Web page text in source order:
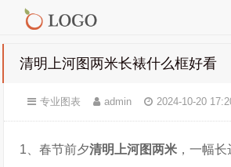
清明上河图两米长裱什么框好看
专业图表 admin 2024-10-20
1、春节前夕清明上河图两米 ，一幅